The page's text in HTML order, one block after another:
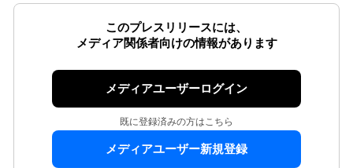
このプレスリリースには、
メディア関係者向けの情報があります
メディアユーザーログイン
既に登録済みの方はこちら
メディアユーザー新規登録